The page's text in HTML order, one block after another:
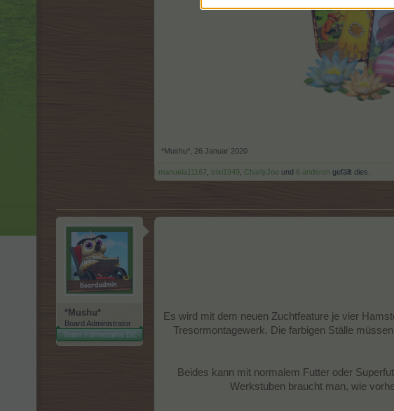
*Mushu* 26 Januar 2020
manuela11167 trixi1949 CharlyJoe und 6 anderen gefällt dies.
*Mushu*
Board Administrator
Team Farmerama DE
Es wird mit dem neuen Zuchtfeature je vier
Tresormontagewerk. Die farbigen Ställe
Beides kann mit normalem Futter oder
Werkstuben braucht man, wie